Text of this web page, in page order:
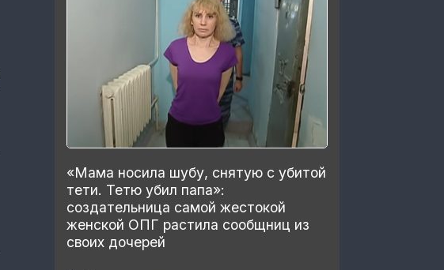
«Мама носила шубу, снятую с убитой
тети. Тетю убил папа»:
создательница самой жестокой
женской ОПГ растила сообщниц из
своих дочерей